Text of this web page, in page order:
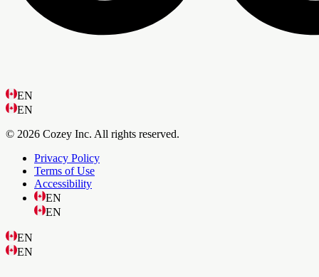
EN
EN
© 2026 Cozey Inc. All rights reserved.
Privacy Policy
Terms of Use
Accessibility
EN
EN
EN
EN